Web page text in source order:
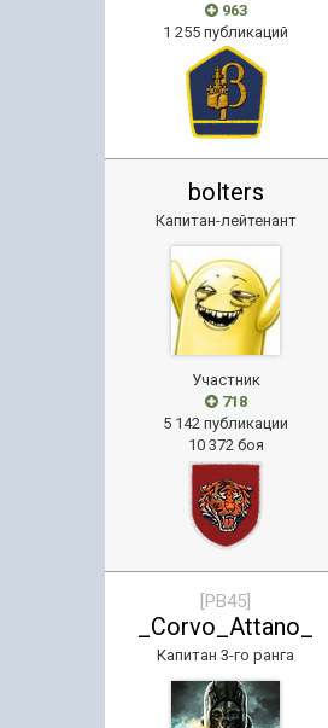
963
1 255 публикаций
bolters
Капитан-лейтенант
Участник
718
5 142 публикации
10 372 боя
[PB45]
_Corvo_Attano_
Капитан 3-го ранга